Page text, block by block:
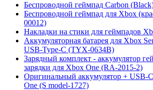
Беспроводной геймпад Carbon
Беспроводной геймпад для Xbox
00012)
Накладки на стики для геймпадов
Аккумуляторная батарея для Xbox
USB-Type-C (TYX-0634B)
Зарядный комплект - аккумулятор
зарядки для Xbox One (RA-2015-2)
Оригинальный аккумулятор + USB-
One (S model-1727)